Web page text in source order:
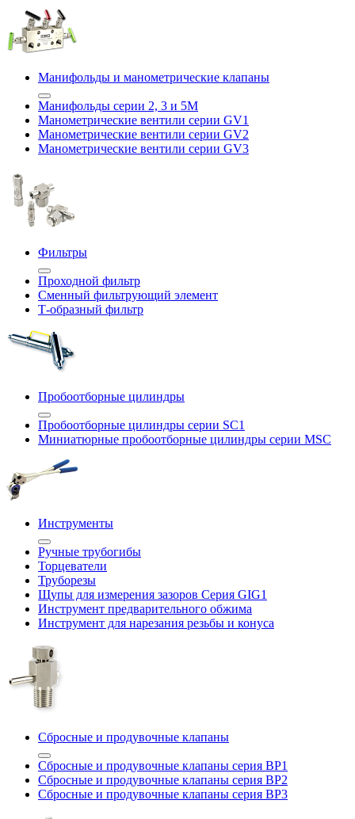
Манифольды и манометрические клапаны
Манифольды серии 2, 3 и 5М
Манометрические вентили серии GV1
Манометрические вентили серии GV2
Манометрические вентили серии GV3
Фильтры
Проходной фильтр
Сменный фильтрующий элемент
Т-образный фильтр
Пробоотборные цилиндры
Пробоотборные цилиндры серии SC1
Миниатюрные пробоотборные цилиндры серии MSC
Инструменты
Ручные трубогибы
Торцеватели
Труборезы
Щупы для измерения зазоров Cерия GIG1
Инструмент предварительного обжима
Инструмент для нарезания резьбы и конуса
Сбросные и продувочные клапаны
Сбросные и продувочные клапаны серия BP1
Сбросные и продувочные клапаны серия BP2
Сбросные и продувочные клапаны серия BP3